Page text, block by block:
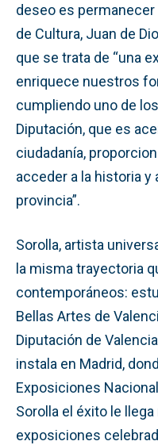
deseo es
de Cultura, Juan de
que se trata de “una
enriquece nuestros
cumpliendo uno de
Diputación, que es
ciudadanía,
acceder a la historia y
provincia”.
Sorolla, artista
la misma trayectoria
contemporáneos:
Bellas Artes de
Diputación de
instala en Madrid,
Exposiciones
Sorolla el éxito le
exposiciones